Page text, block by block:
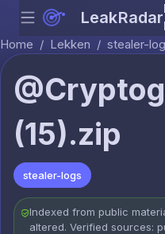
Menu LeakRadar
Home / Lekken / stealer-
(15).zip
stealer-logs
Indexed from public
altered. Verified sources: